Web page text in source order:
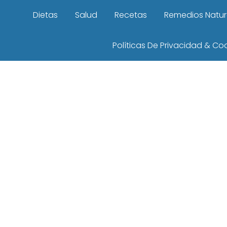
Dietas Salud Recetas Remedios
Políticas De Privacidad &